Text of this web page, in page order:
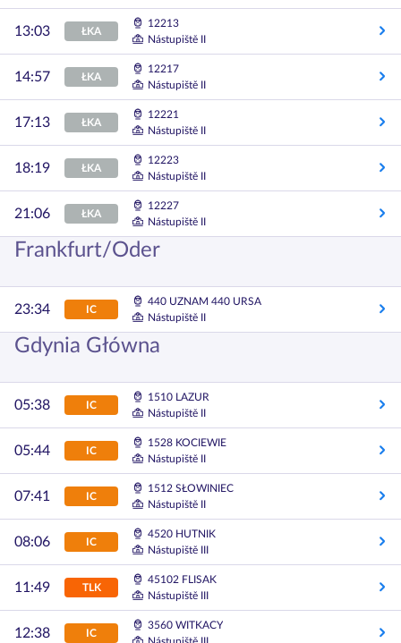
13:03 ŁKA
12213
Nástupiště II
14:57 ŁKA
12217
Nástupiště II
17:13 ŁKA
12221
Nástupiště II
18:19 ŁKA
12223
Nástupiště II
21:06 ŁKA
12227
Nástupiště II
Frankfurt/Oder
23:34 IC
440 UZNAM 440 URSA
Nástupiště II
Gdynia Główna
05:38 IC
1510 LAZUR
Nástupiště II
05:44 IC
1528 KOCIEWIE
Nástupiště II
07:41 IC
1512 SŁOWINIEC
Nástupiště II
08:06 IC
4520 HUTNIK
Nástupiště III
11:49 TLK
45102 FLISAK
Nástupiště III
12:38 IC
3560 WITKACY